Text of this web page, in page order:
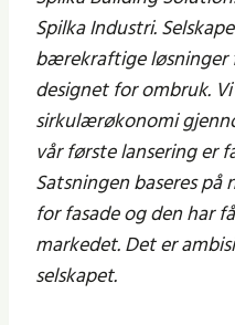
Spilka Industri.
bærekraftige løsninger
designet for ombruk.
sirkulærøkonomi
vår første lansering er
Satsningen baseres
for fasade og den har
markedet. Det er
selskapet.